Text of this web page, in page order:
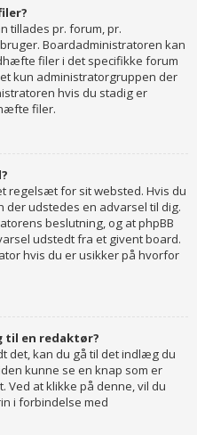
tillades pr. forum, pr.
Boardadministratoren kan
filer i det specifikke forum
kun administratorgruppen der
hvis du stadig er
filer.
regelsæt for sit websted. Hvis du
udstedes en advarsel til dig.
beslutning, og at phpBB
udstedt fra et givent board.
hvis du er usikker på hvorfor
til en redaktør?
det, kan du gå til det indlæg du
kunne se en knap som er
at klikke på denne, vil du
i forbindelse med